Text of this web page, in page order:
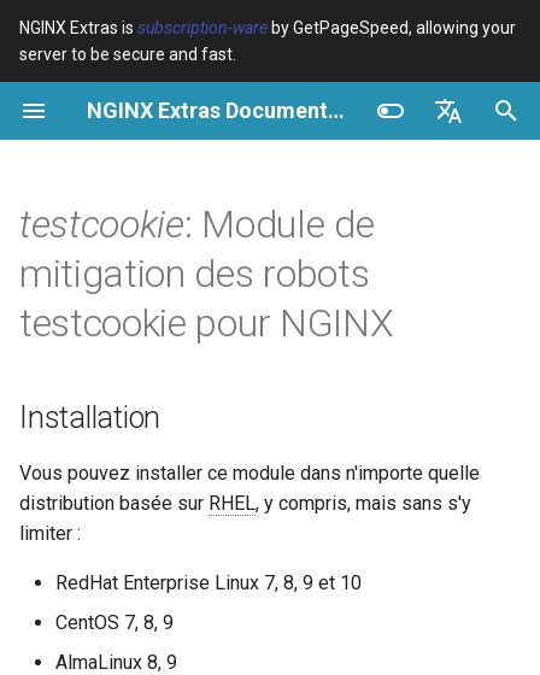
NGINX Extras is subscription-ware by GetPageSpeed, allowing your
server to be secure and fast.
NGINX Extras Documentation
Español
Français
I
n
s
a
t
Variables $bot_name
$bot_producer
$browser_engine
$browser_version
$device_brand
Examples
Troubleshooting
Related
Directives geoip2
geoip2_proxy
geoip2_proxy_recursive
Examples
Troubleshooting
Related
Directives
testcookie
testcookie_name
testcookie_domain
testcookie_path
testcookie_samesite
testcookie_secret
acme
ada
auto-ssl
aws-auth
balancer
base-encoding
cache
Cache
cPanel EA4 - Proxy Cache
Performance
Sécurité
RHEL/CentOS
NGINX-MOD - NGINX
amélioré avec HTTP/3,
HPACK et vérifications de
Serveur Web Tengine -
Rocky Linux
Modules NGINX pour le
panneau de contrôle Plesk -
Modules NGINX cPanel EA4 -
testcookie: Module de
mitigation des robots
testcookie pour NGINX
Installation
Vous pouvez installer ce module dans n'importe quelle
distribution basée sur RHEL, y compris, mais sans s'y
limiter :
RedHat Enterprise Linux 7, 8, 9 et 10
CentOS 7, 8, 9
AlmaLinux 8, 9